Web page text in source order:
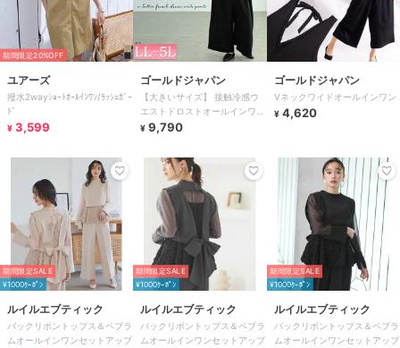
期間限定20%OFF
ユアーズ
撥水2wayｼｮｰﾄｵｰﾙｲﾝﾜﾝ/ﾗｯｼｭｶﾞｰ
ﾄﾞ
¥ 3,599
ゴールドジャパン
【大きいサイズ】 接触冷感ウ
エストドロストオールインワン
大きいサイズ レディース オー
¥ 9,790
ゴールドジャパン
Vネックワイドオールインワン
¥ 4,620
期間限定SALE
¥1000ｸｰﾎﾟﾝ
ルイルエブティック
バックリボントップス＆ペプラ
ムオールインワンセットアップ
期間限定SALE
¥1000ｸｰﾎﾟﾝ
ルイルエブティック
バックリボントップス＆ペプラ
ムオールインワンセットアップ
期間限定SALE
¥1000ｸｰﾎﾟﾝ
ルイルエブティック
バックリボントップス＆ペプラ
ムオールインワンセットアップ